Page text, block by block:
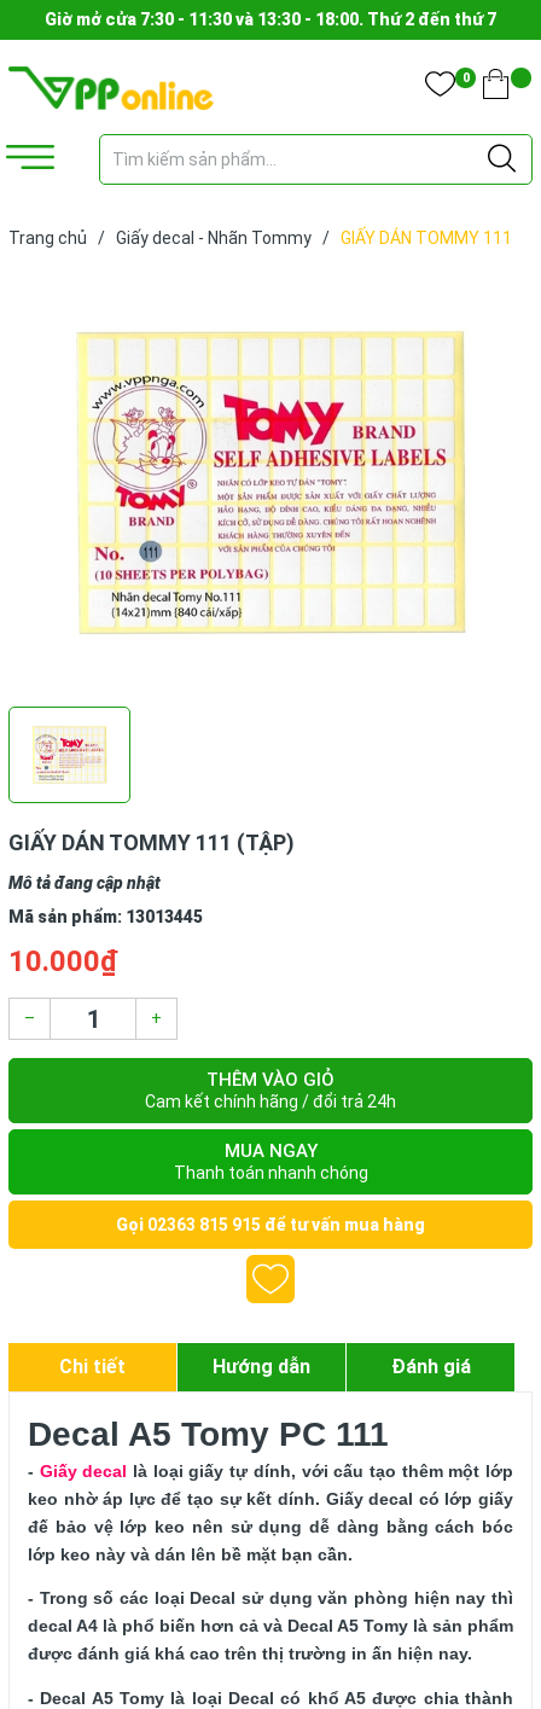
Giờ mở cửa 7:30 - 11:30 và 13:30 - 18:00. Thứ 2 đến thứ 7
0
Trang chủ / Giấy decal - Nhãn Tommy / GIẤY DÁN TOMMY 111
GIẤY DÁN TOMMY 111 (TẬP)
Mô tả đang cập nhật
Mã sản phẩm: 13013445
10.000₫
– +
THÊM VÀO GIỎ
Cam kết chính hãng / đổi trả 24h
MUA NGAY
Thanh toán nhanh chóng
Gọi 02363 815 915 để tư vấn mua hàng
Chi tiết Hướng dẫn Đánh giá
Decal A5 Tomy PC 111
- Giấy decal là loại giấy tự dính, với cấu tạo thêm một lớp
keo nhờ áp lực để tạo sự kết dính. Giấy decal có lớp giấy
đế bảo vệ lớp keo nên sử dụng dễ dàng bằng cách bóc
lớp keo này và dán lên bề mặt bạn cần.
- Trong số các loại Decal sử dụng văn phòng hiện nay thì
decal A4 là phổ biến hơn cả và Decal A5 Tomy là sản phẩm
được đánh giá khá cao trên thị trường in ấn hiện nay.
- Decal A5 Tomy là loại Decal có khổ A5 được chia thành